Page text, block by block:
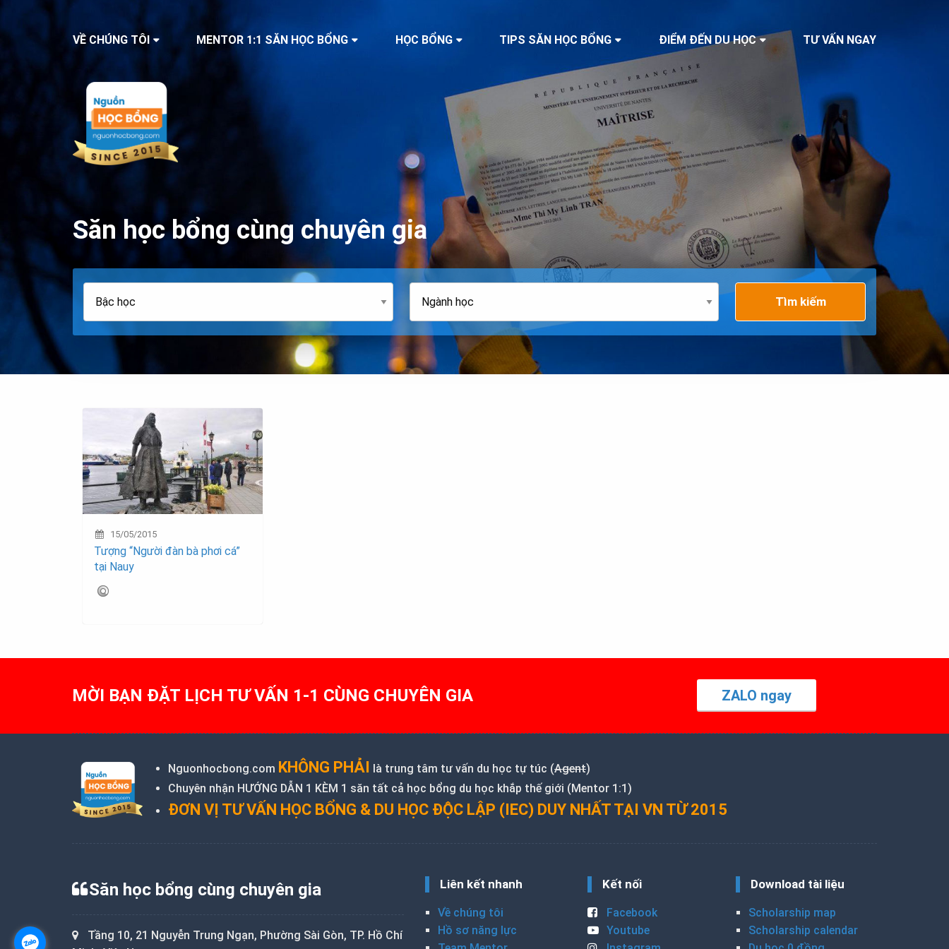
VỀ CHÚNG TÔI MENTOR 1:1 SĂN HỌC BỔNG HỌC BỔNG TIPS SĂN HỌC BỔNG ĐIỂM ĐẾN DU HỌC TƯ VẤN NGAY
Săn học bổng cùng chuyên gia
Tìm kiếm
15/05/2015
Tượng “Người đàn bà phơi cá”
tại Nauy
MỜI BẠN ĐẶT LỊCH TƯ VẤN 1-1 CÙNG CHUYÊN GIA ZALO ngay
Nguonhocbong.com KHÔNG PHẢI là trung tâm tư vấn du học tự túc (Agent)
Chuyên nhận HƯỚNG DẪN 1 KÈM 1 săn tất cả học bổng du học khắp thế giới (Mentor 1:1)
ĐƠN VỊ TƯ VẤN HỌC BỔNG & DU HỌC ĐỘC LẬP (IEC) DUY NHẤT TẠI VN TỪ 2015
Săn học bổng cùng chuyên gia
Tầng 10, 21 Nguyễn Trung Ngạn, Phường Sài Gòn, TP. Hồ Chí
Liên kết nhanh
Về chúng tôi
Hồ sơ năng lực
Kết nối
Facebook
Youtube
Download tài liệu
Scholarship map
Scholarship calendar